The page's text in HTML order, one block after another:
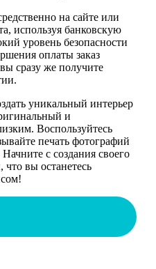
на сайте или
используя банковскую
уровень безопасности
оплаты заказ
сразу же получите
уникальный интерьер
и
Воспользуйтесь
печать фотографий
с создания своего
что вы останетесь